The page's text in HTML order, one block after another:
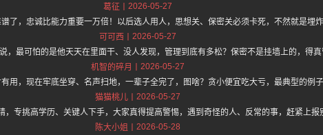
葛征
2026-05-27
了，忠诚比能力重要一万倍！以后选人用人，思想关、保密关必须卡死，不然就是埋炸
可可西
2026-05-27
，最可怕的是他天天在里面干、没人发现，管理到底有多松？保密不是挂墙上的，得真
机智的碎月
2026-05-27
用，现在牢底坐穿、名声扫地，一辈子全完了，图啥？贪小便宜吃大亏，最典型的例子
猫猫桃儿
2026-05-27
，专挑高学历、关键人下手，大家真得提高警惕，遇到奇怪的人、反常的事，赶紧上报
陈大小姐
2026-05-28